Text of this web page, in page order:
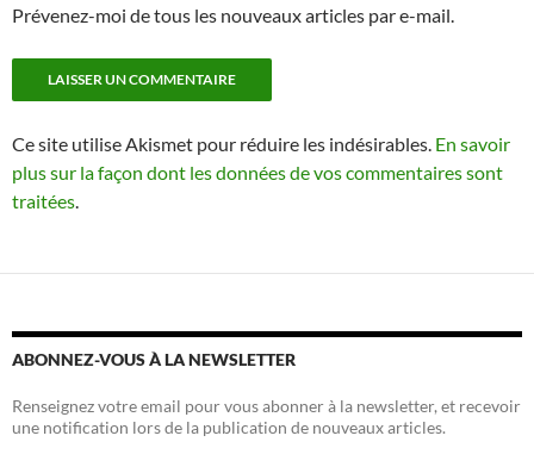
Prévenez-moi de tous les nouveaux articles par e-mail.
Ce site utilise Akismet pour réduire les indésirables. En savoir
plus sur la façon dont les données de vos commentaires sont
traitées
ABONNEZ-VOUS À LA NEWSLETTER
Renseignez votre email pour vous abonner à la newsletter, et recevoir
une notification lors de la publication de nouveaux articles.